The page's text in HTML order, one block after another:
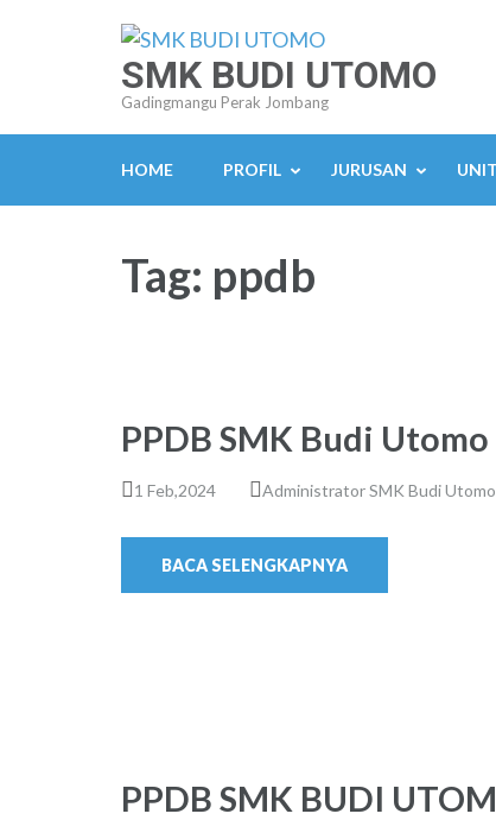
Enter)
SMK BUDI UTOMO
Gadingmangu Perak Jombang
HOME PROFIL JURUSAN
Tag: ppdb
PPDB SMK Budi
1 Feb,2024 Administrator SMK Budi Utomo
BACA SELENGKAPNYA
PPDB SMK BUDI